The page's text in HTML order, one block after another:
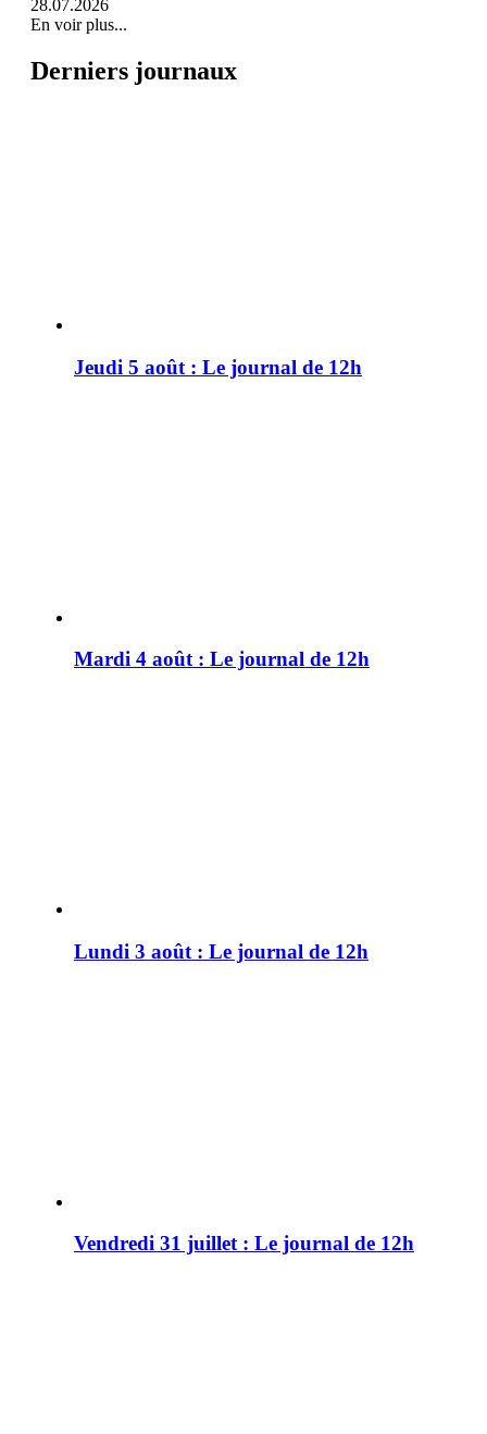
28.07.2026
En voir plus...
Derniers journaux
Jeudi 5 août : Le journal de 12h
Mardi 4 août : Le journal de 12h
Lundi 3 août : Le journal de 12h
Vendredi 31 juillet : Le journal de 12h